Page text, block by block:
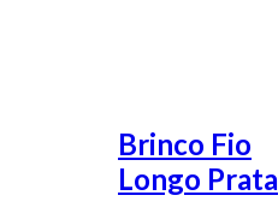
Brinco Fio
Longo Prata